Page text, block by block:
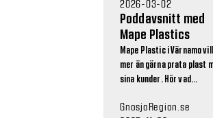
2026-03-02
Poddavsnitt med
Mape Plastics
Mape Plastic i Värnamo vill
mer än gärna prata plast
sina kunder. Hör vad...
GnosjoRegion.se